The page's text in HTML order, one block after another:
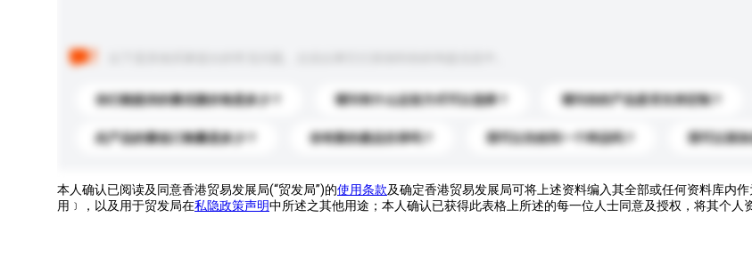
你们能提供的最优惠价格是多少？ 请问有什么运送方式可以选择？ 请问你的产品是否支持定制？
此产品的最低订购量是多少？ 你有新的產品目录吗？ 我可以先收到一个样品吗？ 我可以添
本人确认已阅读及同意香港贸易发展局(“贸发局”)的使用条款及确定香港贸易发展局可将上述资料编入其全部或任何资料库内
用﹞，以及用于贸发局在私隐政策声明中所述之其他用途；本人确认已获得此表格上所述的每一位人士同意及授权，将其个人